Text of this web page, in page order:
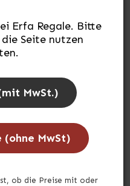
Erfa Regale. Bitte
Seite nutzen
MwSt.)
(ohne MwSt)
ob die Preise mit oder
In den Warenkorb